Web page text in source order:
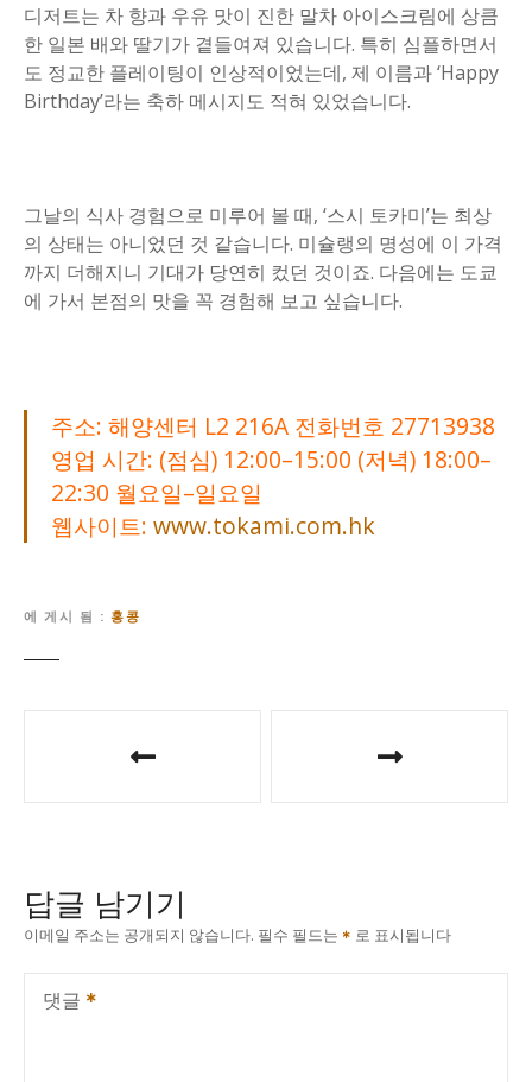
디저트는 차 향과 우유 맛이 진한 말차 아이스크림에 상큼
한 일본 배와 딸기가 곁들여져 있습니다. 특히 심플하면서
도 정교한 플레이팅이 인상적이었는데, 제 이름과 ‘Happy
Birthday’라는 축하 메시지도 적혀 있었습니다.
그날의 식사 경험으로 미루어 볼 때, ‘스시 토카미’는 최상
의 상태는 아니었던 것 같습니다. 미슐랭의 명성에 이 가격
까지 더해지니 기대가 당연히 컸던 것이죠. 다음에는 도쿄
에 가서 본점의 맛을 꼭 경험해 보고 싶습니다.
주소: 해양센터 L2 216A 전화번호 27713938
영업 시간: (점심) 12:00–15:00 (저녁) 18:00–
22:30 월요일–일요일
웹사이트: www.tokami.com.hk
에 게시 됨 홍콩
답글 남기기
이메일 주소는 공개되지 않습니다. 필수 필드는 로 표시됩니다
댓글